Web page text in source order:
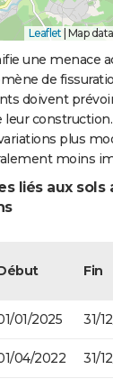
Leaflet Map
une menace
de
doivent
leur
plus
moins
liés aux sols
Fin
01/2025 31/
04/2022 31/